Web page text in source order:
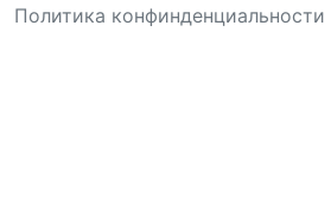
Политика конфинденциальности